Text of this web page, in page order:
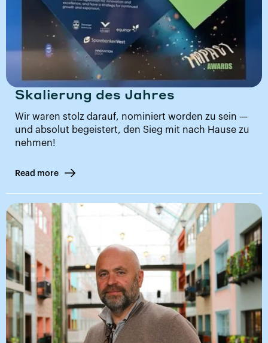
Skalierung des Jahres
Wir waren stolz darauf, nominiert worden zu sein —
und absolut begeistert, den Sieg mit nach Hause zu
nehmen!
Read more